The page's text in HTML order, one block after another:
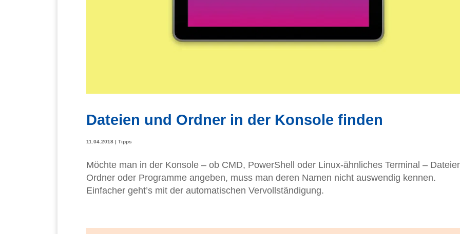
Dateien und Ordner in der Konsole finden
11.04.2018 | Tipps
Möchte man in der Konsole – ob CMD, PowerShell oder Linux-ähnliches Terminal –
Ordner oder Programme angeben, muss man deren Namen nicht auswendig kennen.
Einfacher geht’s mit der automatischen Vervollständigung.